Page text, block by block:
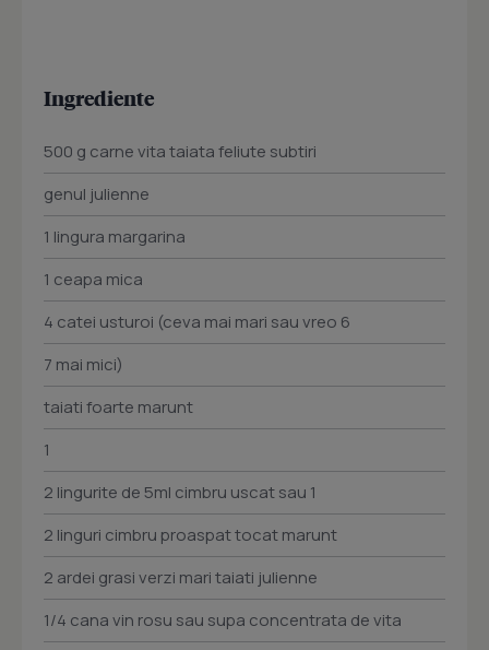
Ingrediente
500 g carne vita taiata feliute subtiri
genul julienne
1 lingura margarina
1 ceapa mica
4 catei usturoi (ceva mai mari sau vreo 6
7 mai mici)
taiati foarte marunt
1
2 lingurite de 5ml cimbru uscat sau 1
2 linguri cimbru proaspat tocat marunt
2 ardei grasi verzi mari taiati julienne
1/4 cana vin rosu sau supa concentrata de vita